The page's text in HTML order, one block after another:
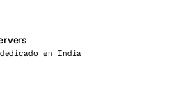
en India